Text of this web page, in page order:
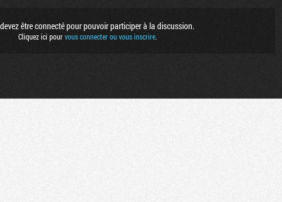
être connecté pour pouvoir participer à la discussion.
Cliquez ici pourvous connecter ou vous inscrire.